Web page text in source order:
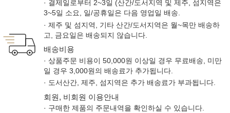
· 결제일로부터 2~3일 (산간/도서지역 및 제주, 섬지역은
3~5일 소요, 일/공휴일은 다음 영업일 배송.
· 제주 및 섬지역, 기타 산간/도서지역은 월~목만 배송하
고, 금요일은 배송되지 않습니다.
배송비용
· 상품주문 비용이 50,000원 이상일 경우 무료배송, 미만
일 경우 3,000원의 배송료가 추가됩니다.
· 도서산간, 제주, 섬지역은 추가 배송료가 부과됩니다.
회원, 비회원 이용안내
· 구매한 제품의 주문내역을 확인하실 수 있습니다.